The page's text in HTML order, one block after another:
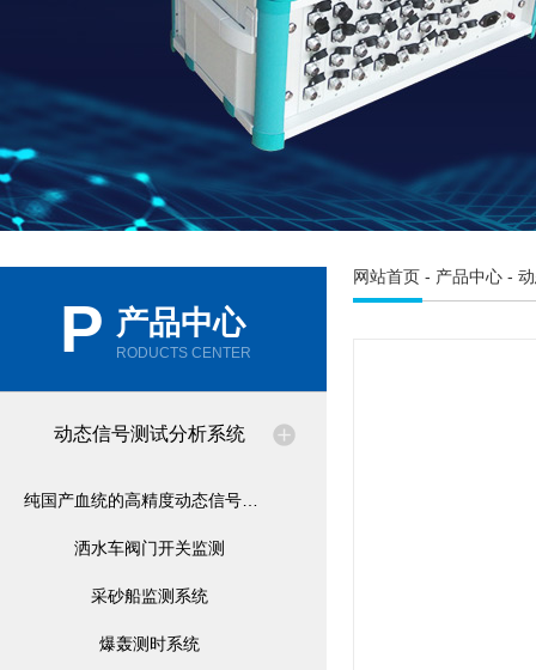
P 产品中心
RODUCTS CENTER
动态信号测试分析系统
洒水车阀门开关监测
采砂船监测系统
爆轰测时系统
网站首页 - 产品中心 -